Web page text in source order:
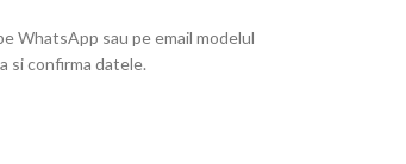
WhatsApp sau pe email modelul
si confirma datele.